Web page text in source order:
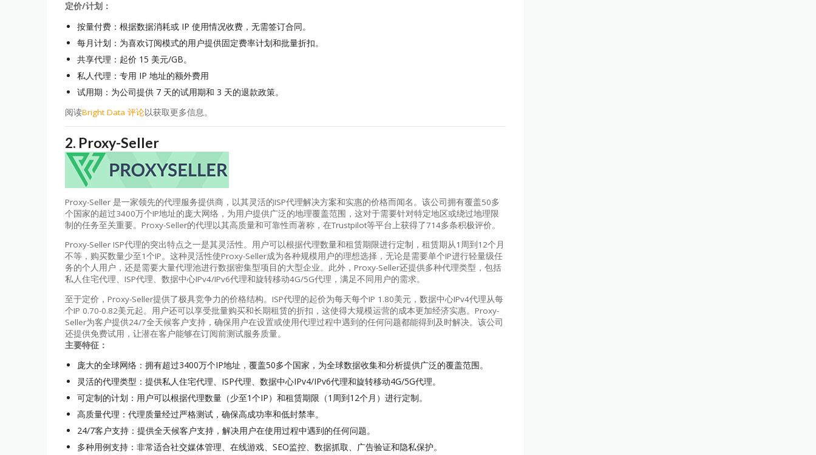
定价/计划：
按量付费：根据数据消耗或 IP 使用情况收费，无需签订合同。
每月计划：为喜欢订阅模式的用户提供固定费率计划和批量折扣。
共享代理：起价 15 美元/GB。
私人代理：专用 IP 地址的额外费用
试用期：为公司提供 7 天的试用期和 3 天的退款政策。
阅读Bright Data 评论以获取更多信息。
2. Proxy-Seller
Proxy-Seller 是一家领先的代理服务提供商，以其灵活的ISP代理解决方案和实惠的价格而闻名。该公司拥有覆盖50多
个国家的超过3400万个IP地址的庞大网络，为用户提供广泛的地理覆盖范围，这对于需要针对特定地区或绕过地理限
制的任务至关重要。Proxy-Seller的代理以其高质量和可靠性而著称，在Trustpilot等平台上获得了714多条积极评价。
Proxy-Seller ISP代理的突出特点之一是其灵活性。用户可以根据代理数量和租赁期限进行定制，租赁期从1周到12个月
不等，购买数量少至1个IP。这种灵活性使Proxy-Seller成为各种规模用户的理想选择，无论是需要单个IP进行轻量级任
务的个人用户，还是需要大量代理池进行数据密集型项目的大型企业。此外，Proxy-Seller还提供多种代理类型，包括
私人住宅代理、ISP代理、数据中心IPv4/IPv6代理和旋转移动4G/5G代理，满足不同用户的需求。
至于定价，Proxy-Seller提供了极具竞争力的价格结构。ISP代理的起价为每天每个IP 1.80美元，数据中心IPv4代理从每
个IP 0.70-0.82美元起。用户还可以享受批量购买和长期租赁的折扣，这使得大规模运营的成本更加经济实惠。Proxy-
Seller为客户提供24/7全天候客户支持，确保用户在设置或使用代理过程中遇到的任何问题都能得到及时解决。该公司
还提供免费试用，让潜在客户能够在订阅前测试服务质量。
主要特征：
庞大的全球网络：拥有超过3400万个IP地址，覆盖50多个国家，为全球数据收集和分析提供广泛的覆盖范围。
灵活的代理类型：提供私人住宅代理、ISP代理、数据中心IPv4/IPv6代理和旋转移动4G/5G代理。
可定制的计划：用户可以根据代理数量（少至1个IP）和租赁期限（1周到12个月）进行定制。
高质量代理：代理质量经过严格测试，确保高成功率和低封禁率。
24/7客户支持：提供全天候客户支持，解决用户在使用过程中遇到的任何问题。
多种用例支持：非常适合社交媒体管理、在线游戏、SEO监控、数据抓取、广告验证和隐私保护。